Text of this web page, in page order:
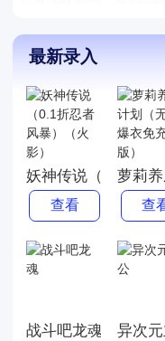
最新录入
妖神传说（0.1折忍
查看
萝莉
查
战斗吧龙魂 异次